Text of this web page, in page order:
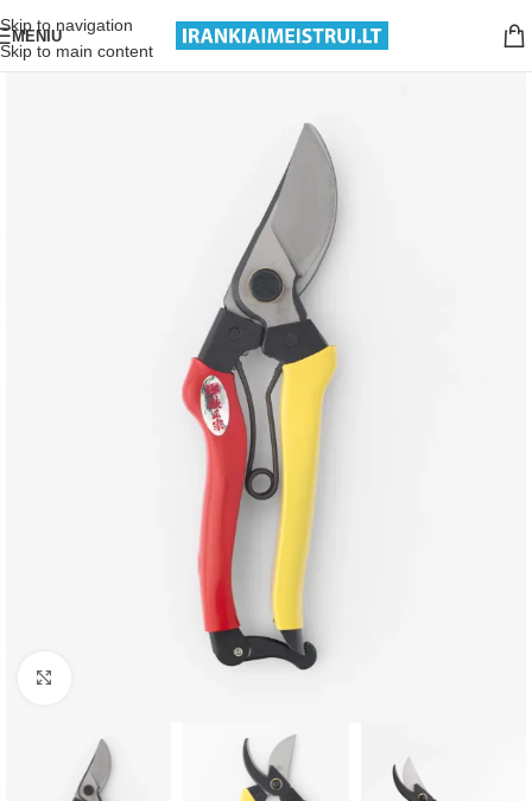
Skip to navigation
Skip to main content
MENIU